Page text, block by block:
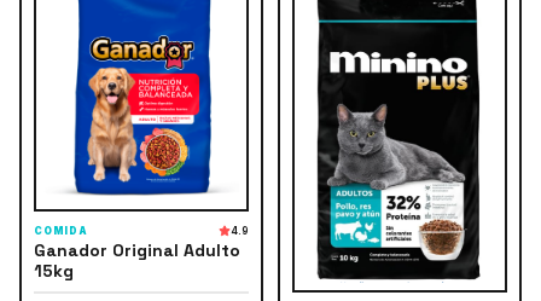
COMIDA 4.9
Ganador Original Adulto
15kg